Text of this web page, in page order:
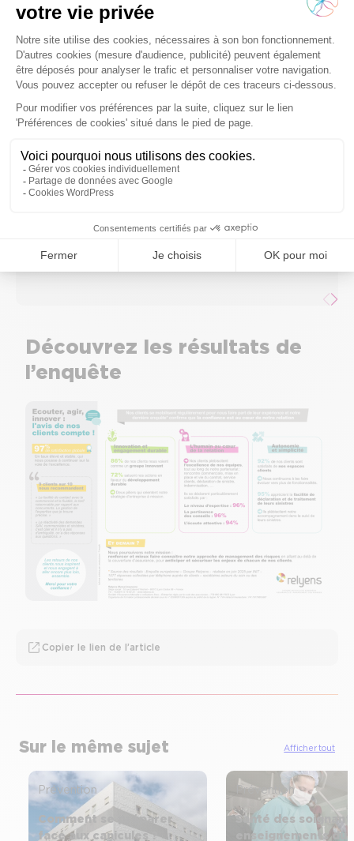
97%
de nos clients sociétaires se déclarent
satisfaits de Relyens
Enquête européenne réalisée par Init du 26 mai au
93%
Découvrez les résultats de
l’enquête
Copier le lien de l’article
Sur le même sujet Afficher tout
Prévention
Comment se préparer
face aux canicules ?
Prévention
Santé des
enseignements du